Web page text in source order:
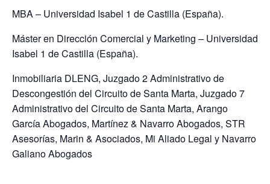
MBA – Universidad Isabel 1 de Castilla (España).
Máster en Dirección Comercial y Marketing – Universidad
Isabel 1 de Castilla (España).
Inmobiliaria DLENG, Juzgado 2 Administrativo de
Descongestión del Circuito de Santa Marta, Juzgado 7
Administrativo del Circuito de Santa Marta, Arango
García Abogados, Martínez & Navarro Abogados, STR
Asesorías, Marin & Asociados, Mi Aliado Legal y Navarro
Galiano Abogados